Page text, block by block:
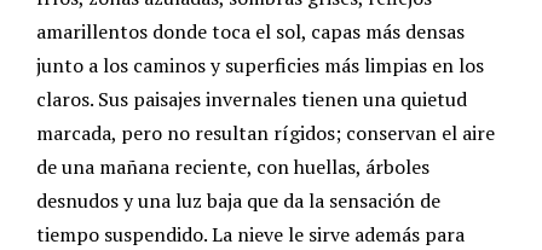
amarillentos donde toca el sol, capas más densas
junto a los caminos y superficies más limpias en los
claros. Sus paisajes invernales tienen una quietud
marcada, pero no resultan rígidos; conservan el aire
de una mañana reciente, con huellas, árboles
desnudos y una luz baja que da la sensación de
tiempo suspendido. La nieve le sirve además para